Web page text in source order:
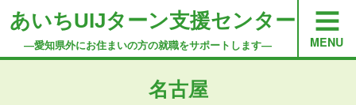
あいちUIJターン支援センター
―愛知県外にお住まいの方の就職をサポートします―
名古屋